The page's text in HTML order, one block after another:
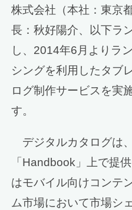
株式会社（本社：東京
長：秋好陽介、以下ラ
し、2014年6月よりラ
シングを利用したタブ
ログ制作サービスを実
す。
デジタルカタログは
「Handbook」上で提
はモバイル向けコンテ
ム市場において市場シ